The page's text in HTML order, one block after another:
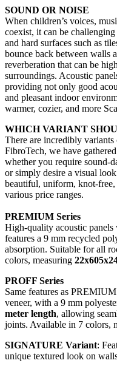
SOUND OR NOISE
When children’s voices,
coexist, it can be
and hard surfaces such as
bounce back between walls
reverberation that can be
surroundings. Acoustic
providing not only good
and pleasant indoor
warmer, cozier, and more
WHICH VARIANT
There are incredibly
FibroTech, we have
whether you require sound-
or simply desire a visual
beautiful, uniform, knot-free,
various price ranges.
PREMIUM Series
High-quality acoustic panels
features a 9 mm recycled
absorption. Suitable for all
colors, measuring
PROFF Series
Same features as
veneer, with a 9 mm
meter length, allowing
joints. Available in 7 colors,
SIGNATURE Variant:
unique textured look on